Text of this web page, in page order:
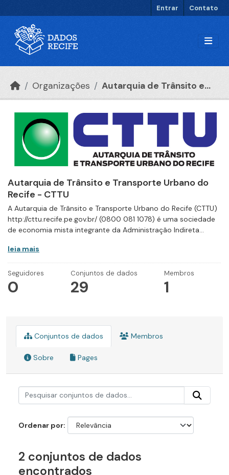
Entrar Contato
Organizações Autarquia de Trânsito e...
Autarquia de Trânsito e Transporte Urbano do
Recife - CTTU
A Autarquia de Trânsito e Transporte Urbano do Recife (CTTU)
http://cttu.recife.pe.gov.br/ (0800 081 1078) é uma sociedade
de economia mista integrante da Administração Indireta...
leia mais
Seguidores
0
Conjuntos de dados
29
Membros
1
Conjuntos de dados Membros
Sobre Pages
Ordenar por
2 conjuntos de dados
encontrados